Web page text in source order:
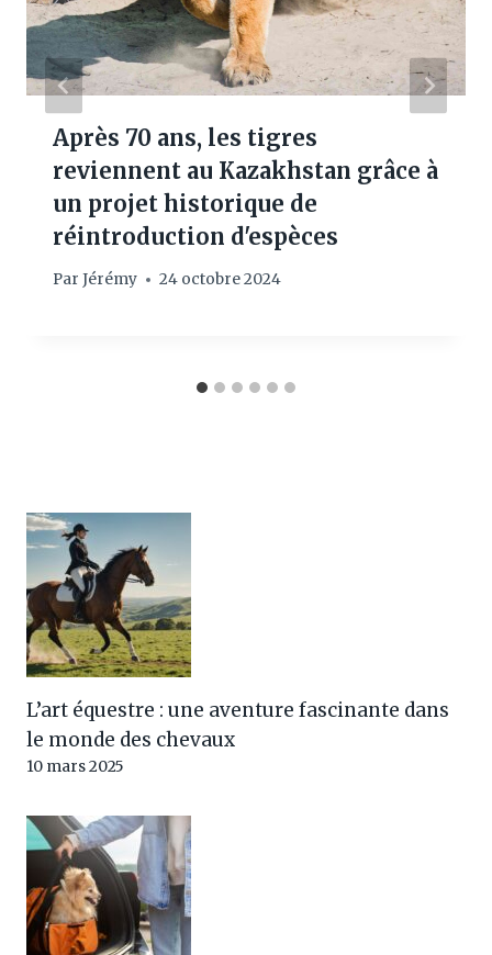
Après 70 ans, les tigres
reviennent au Kazakhstan grâce à
un projet historique de
réintroduction d'espèces
Par Jérémy 24 octobre 2024
L’art équestre : une aventure fascinante dans
le monde des chevaux
10 mars 2025